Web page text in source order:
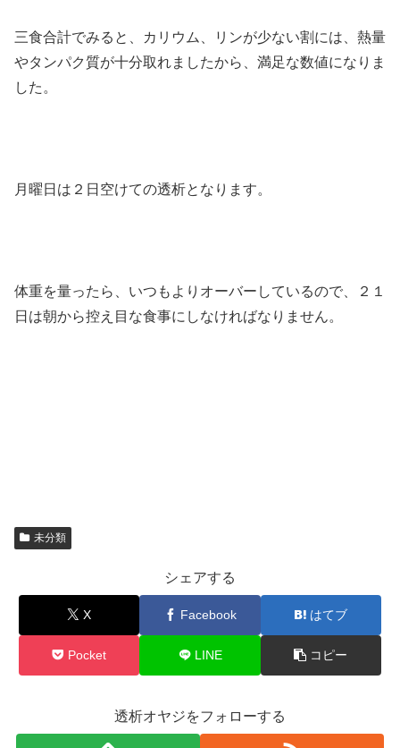
三食合計でみると、カリウム、リンが少ない割には、熱量
やタンパク質が十分取れましたから、満足な数値になりま
した。
月曜日は２日空けての透析となります。
体重を量ったら、いつもよりオーバーしているので、２１
日は朝から控え目な食事にしなければなりません。
未分類
シェアする
X Facebook はてブ
Pocket LINE コピー
透析オヤジをフォローする